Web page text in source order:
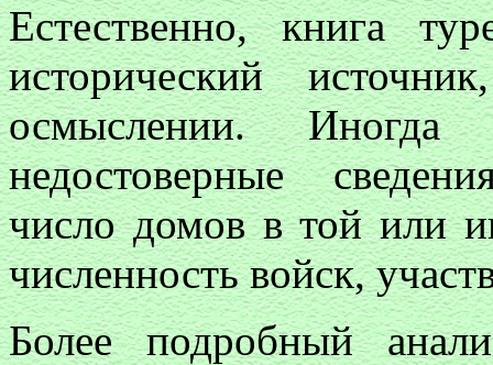
Естественно, книга
исторический
осмыслении.
недостоверные
число домов в той или
численность войск,
Более подробный